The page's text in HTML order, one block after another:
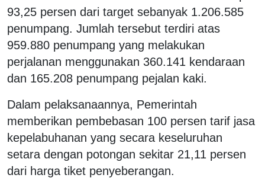
93,25 persen dari target sebanyak 1.206.585
penumpang. Jumlah tersebut terdiri atas
959.880 penumpang yang melakukan
perjalanan menggunakan 360.141 kendaraan
dan 165.208 penumpang pejalan kaki.
Dalam pelaksanaannya, Pemerintah
memberikan pembebasan 100 persen tarif jasa
kepelabuhanan yang secara keseluruhan
setara dengan potongan sekitar 21,11 persen
dari harga tiket penyeberangan.